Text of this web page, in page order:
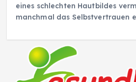
eines schlechten Hautbildes
manchmal das Selbstvertrauen